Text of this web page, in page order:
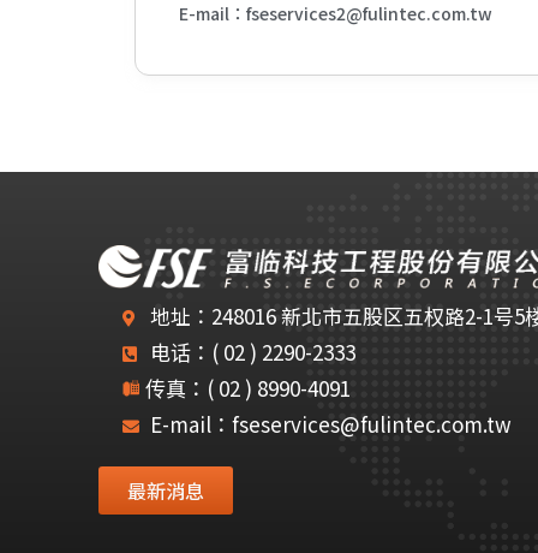
E-mail：fseservices2@fulintec.com.tw
地址：248016 新北市五股区五权路2-1号5
电话：( 02 ) 2290-2333
传真：( 02 ) 8990-4091
E-mail：fseservices@fulintec.com.tw
最新消息